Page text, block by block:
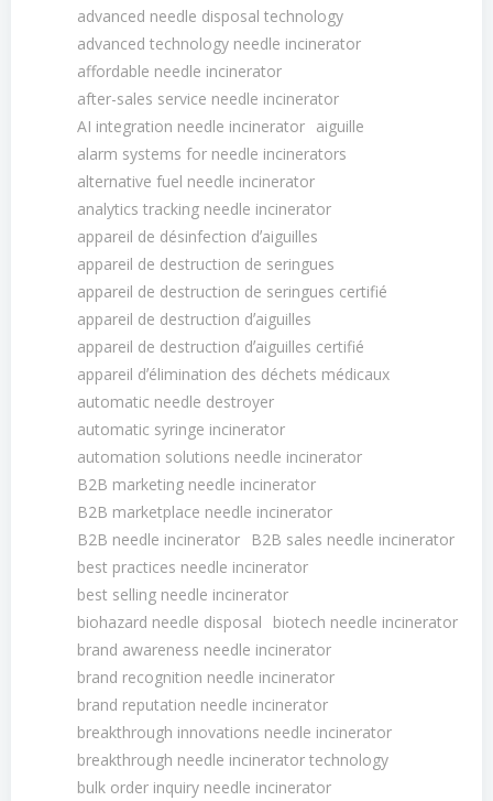
advanced needle disposal technology
advanced technology needle incinerator
affordable needle incinerator
after-sales service needle incinerator
AI integration needle incinerator aiguille
alarm systems for needle incinerators
alternative fuel needle incinerator
analytics tracking needle incinerator
appareil de désinfection dʼaiguilles
appareil de destruction de seringues
appareil de destruction de seringues certifié
appareil de destruction dʼaiguilles
appareil de destruction dʼaiguilles certifié
appareil dʼélimination des déchets médicaux
automatic needle destroyer
automatic syringe incinerator
automation solutions needle incinerator
B2B marketing needle incinerator
B2B marketplace needle incinerator
B2B needle incinerator
B2B sales needle incinerator
best practices needle incinerator
best selling needle incinerator
biohazard needle disposal
biotech needle incinerator
brand awareness needle incinerator
brand recognition needle incinerator
brand reputation needle incinerator
breakthrough innovations needle incinerator
breakthrough needle incinerator technology
bulk order inquiry needle incinerator